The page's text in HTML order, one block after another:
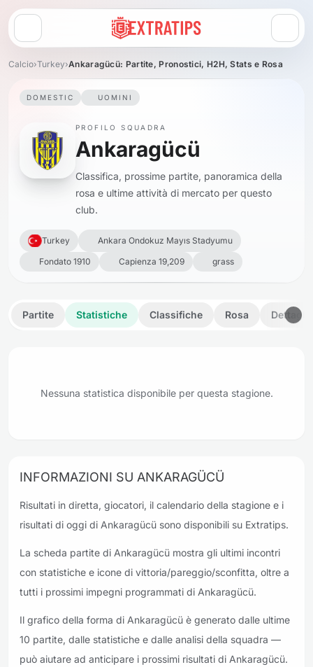
Apri menu
Calcio›Turkey›Ankaragücü: Partite, Pronostici, H2H, Stats e Rosa
DOMESTIC UOMINI
PROFILO SQUADRA
Ankaragücü
Classifica, prossime partite, panoramica della
rosa e ultime attività di mercato per questo
club.
Turkey
Ankara Ondokuz Mayıs Stadyumu
Fondato 1910
Capienza 19,209 grass
Partite Statistiche Classifiche Rosa Dettagli
Nessuna statistica disponibile per questa stagione.
INFORMAZIONI SU ANKARAGÜCÜ
Risultati in diretta, giocatori, il calendario della stagione e i
risultati di oggi di Ankaragücü sono disponibili su Extratips.
La scheda partite di Ankaragücü mostra gli ultimi incontri
con statistiche e icone di vittoria/pareggio/sconfitta, oltre a
tutti i prossimi impegni programmati di Ankaragücü.
Il grafico della forma di Ankaragücü è generato dalle ultime
10 partite, dalle statistiche e dalle analisi della squadra —
può aiutare ad anticipare i prossimi risultati di Ankaragücü.